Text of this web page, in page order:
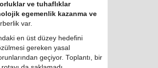
ve tuhaflıklar
egemenlik kazanma ve
var.
en üst düzey hedefini
gereken yasal
geçiyor. Toplantı, bir